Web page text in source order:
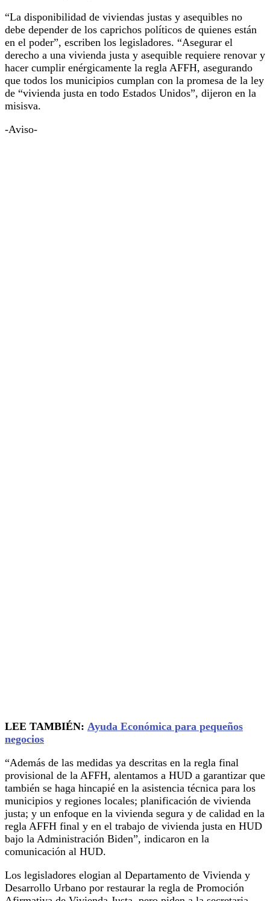
“La disponibilidad de viviendas justas y asequibles no
debe depender de los caprichos políticos de quienes están
en el poder”, escriben los legisladores. “Asegurar el
derecho a una vivienda justa y asequible requiere renovar y
hacer cumplir enérgicamente la regla AFFH, asegurando
que todos los municipios cumplan con la promesa de la ley
de “vivienda justa en todo Estados Unidos”, dijeron en la
misisva.
-Aviso-
LEE TAMBIÉN: Ayuda Económica para pequeños
negocios
“Además de las medidas ya descritas en la regla final
provisional de la AFFH, alentamos a HUD a garantizar que
también se haga hincapié en la asistencia técnica para los
municipios y regiones locales; planificación de vivienda
justa; y un enfoque en la vivienda segura y de calidad en la
regla AFFH final y en el trabajo de vivienda justa en HUD
bajo la Administración Biden”, indicaron en la
comunicación al HUD.
Los legisladores elogian al Departamento de Vivienda y
Desarrollo Urbano por restaurar la regla de Promoción